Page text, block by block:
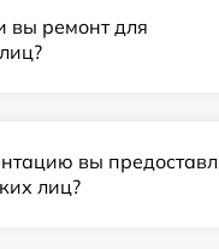
вы ремонт для
вы
лиц?